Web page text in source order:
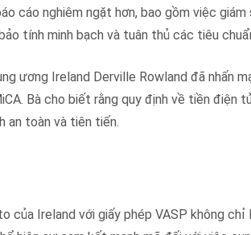
cáo nghiêm ngặt hơn, bao gồm việc
tính minh bạch và tuân thủ các tiêu
ương Ireland Derville Rowland đã nhấn
Bà cho biết rằng quy định về tiền điện
an toàn và tiên tiến.
của Ireland với giấy phép VASP không